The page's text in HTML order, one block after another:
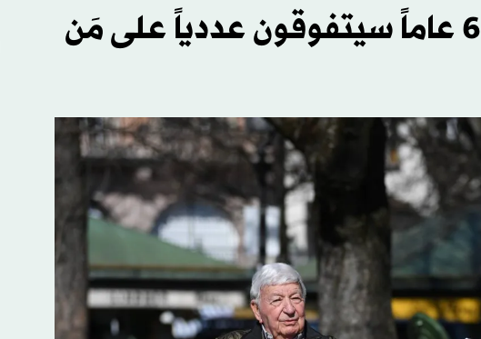
العام المقبل... الأوروبيون فوق 65 عاماً سيتفوقون عددياً على مَن